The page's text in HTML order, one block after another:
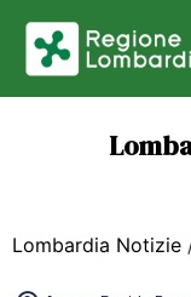
Lombardia Notizie